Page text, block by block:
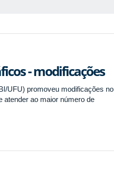
- modificações
UFU) promoveu modificações no
atender ao maior número de